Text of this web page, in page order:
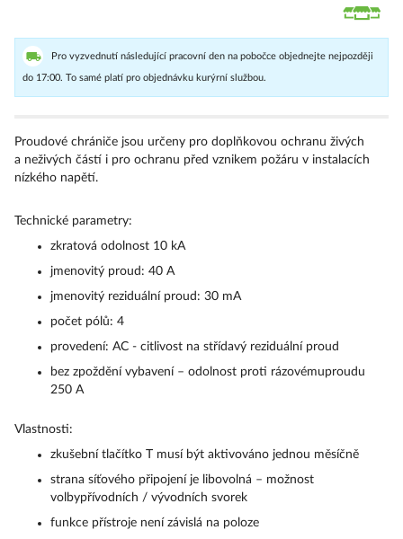
Pro vyzvednutí následující pracovní den na pobočce objednejte nejpozději
do 17:00. To samé platí pro objednávku kurýrní službou.
Proudové chrániče jsou určeny pro doplňkovou ochranu živých
a neživých částí i pro ochranu před vznikem požáru v instalacích
nízkého napětí.
Technické parametry:
zkratová odolnost 10 kA
jmenovitý proud: 40 A
jmenovitý reziduální proud: 30 mA
počet pólů: 4
provedení: AC - citlivost na střídavý reziduální proud
bez zpoždění vybavení – odolnost proti rázovémuproudu
250 A
Vlastnosti:
zkušební tlačítko T musí být aktivováno jednou měsíčně
strana síťového připojení je libovolná – možnost
volbypřívodních / vývodních svorek
funkce přístroje není závislá na poloze